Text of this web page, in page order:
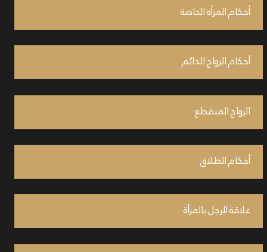
أحكام المرأة الخاصة
أحكام الزواج الدائم
الزواج المنقطع
أحكام الطلاق
علاقة الرجل بالمرأة